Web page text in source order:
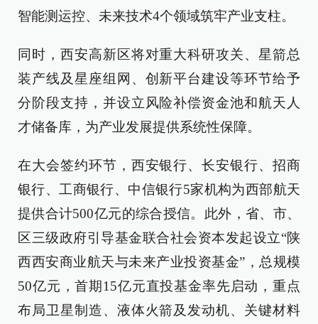
智能测运控、未来技术4个领域筑牢产业支柱。
同时，西安高新区将对重大科研攻关、星箭总
装产线及星座组网、创新平台建设等环节给予
分阶段支持，并设立风险补偿资金池和航天人
才储备库，为产业发展提供系统性保障。
在大会签约环节，西安银行、长安银行、招商
银行、工商银行、中信银行5家机构为西部航天
提供合计500亿元的综合授信。此外，省、市、
区三级政府引导基金联合社会资本发起设立“陕
西西安商业航天与未来产业投资基金”，总规模
50亿元，首期15亿元直投基金率先启动，重点
布局卫星制造、液体火箭及发动机、关键材料